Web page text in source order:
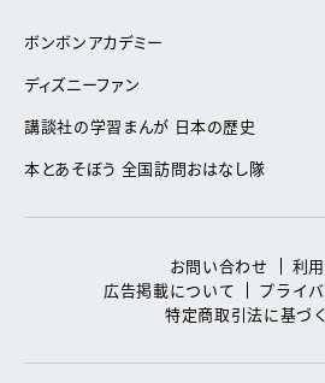
ボンボンアカデミー
ディズニーファン
講談社の学習まんが 日本の歴史
本とあそぼう 全国訪問おはなし隊
お問い合わせ
利
広告掲載について
プライ
特定商取引法に基づ